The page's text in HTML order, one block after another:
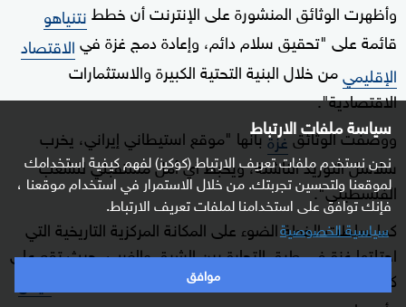
سياسة ملفات الارتباط
نحن نستخدم ملفات تعريف الارتباط (كوكيز) لفهم كيفية استخدامك
لموقعنا ولتحسين تجربتك. من خلال الاستمرار في استخدام موقعنا ،
فإنك توافق على استخدامنا لملفات تعريف الارتباط.
سياسية الخصوصية
موافق
وأظهرت الوثائق المنشورة على الإنترنت أن خططنتنياهو
قائمة على "تحقيق سلام دائم، وإعادة دمج غزة فيالاقتصاد
الإقليميمن خلال البنية التحتية الكبيرة والاستثمارات
الاقتصادية".
ووصفت الوثائقغزةبأنها "موقع استيطاني إيراني، يخرب
سلاسل التوريد الناشئة، ويحبط أي أمل مستقبلي للشعب
الفلسطيني".
كما سلطت الخطة الضوء على المكانة المركزية التاريخية التي
احتلتها غزة في طرق التجارة بين الشرق والغرب، حيث تقع على
كل من طرق التجارة بين بغداد ومصر وطرق التجارة بين